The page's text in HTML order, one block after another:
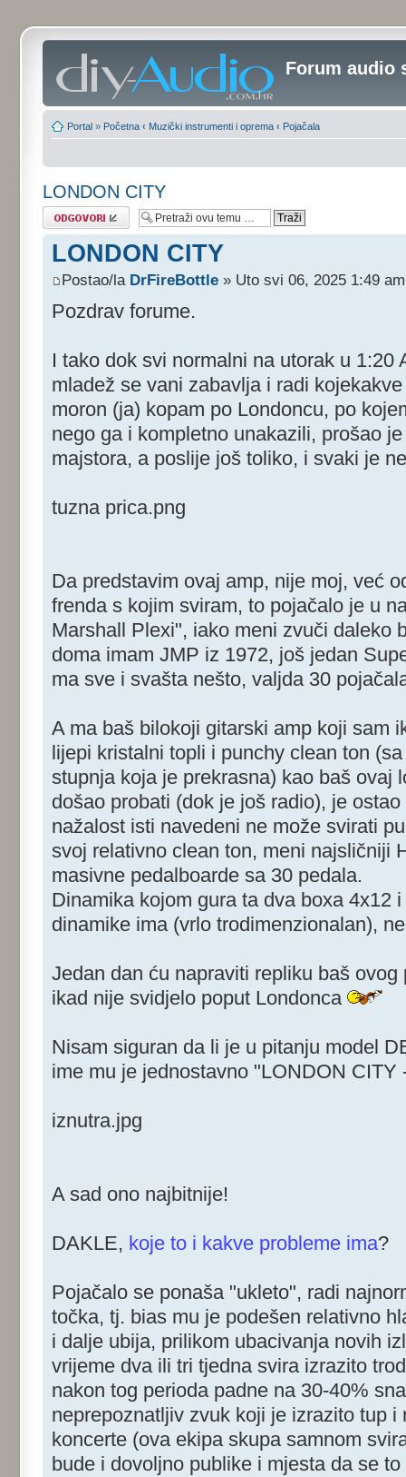
Forum audio
Portal » Početna ‹ Muzički instrumenti i oprema ‹ Pojačala
LONDON CITY
Odgovori
LONDON CITY
Postao/la DrFireBottle » Uto svi 06, 2025 1:49 am
Pozdrav forume.
I tako dok svi normalni na utorak u 1:20
mladež se vani zabavlja i radi
moron (ja) kopam po Londoncu, po
nego ga i kompletno unakazili, prošao
majstora, a poslije još toliko, i svaki je
tuzna prica.png
Da predstavim ovaj amp, nije moj, već
frenda s kojim sviram, to pojačalo je u
Marshall Plexi", iako meni zvuči daleko
doma imam JMP iz 1972, još jedan
ma sve i svašta nešto, valjda 30
A ma baš bilokoji gitarski amp koji sam
lijepi kristalni topli i punchy clean ton
stupnja koja je prekrasna) kao baš ovaj
došao probati (dok je još radio), je
nažalost isti navedeni ne može svirati
svoj relativno clean ton, meni najsličniji
masivne pedalboarde sa 30 pedala.
Dinamika kojom gura ta dva boxa 4x12
dinamike ima (vrlo trodimenzionalan),
Jedan dan ću napraviti repliku baš
ikad nije svidjelo poput Londonca
Nisam siguran da li je u pitanju model
ime mu je jednostavno "LONDON CITY
iznutra.jpg
A sad ono najbitnije!
DAKLE, koje to i kakve probleme ima?
Pojačalo se ponaša "ukleto", radi
točka, tj. bias mu je podešen relativno
i dalje ubija, prilikom ubacivanja novih
vrijeme dva ili tri tjedna svira izrazito
nakon tog perioda padne na 30-40%
neprepoznatljiv zvuk koji je izrazito tup
koncerte (ova ekipa skupa samnom
bude i dovoljno publike i mjesta da se